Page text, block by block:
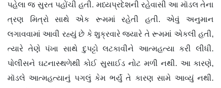
પહેલા જ સુરત પહોંચી હતી. મધ્યપ્રદેશની રહેવાસી આ મૉડલ તેના
ત્રણ મિત્રો સાથે એક રૂમમાં રહેતી હતી. એવું અનુમાન
લગાવવામાં આવી રહ્યું છે કે શુક્રવારે જ્યારે તે રૂમમાં એકલી હતી,
ત્યારે તેણે પંખા સાથે દુપટ્ટો લટકાવીને આત્મહત્યા કરી લીધી.
પોલીસને ઘટનાસ્થળેથી કોઈ સુસાઈડ નોટ મળી નથી. આ કારણે,
મૉડલે આત્મહત્યાનું પગલું કેમ ભર્યું તે કારણ સામે આવ્યું નથી.